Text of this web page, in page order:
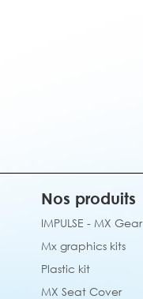
Nos produits
IMPULSE - MX Gear
Mx graphics kits
Plastic kit
MX Seat Cover